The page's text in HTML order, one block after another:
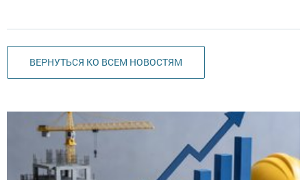
ВЕРНУТЬСЯ КО ВСЕМ НОВОСТЯМ